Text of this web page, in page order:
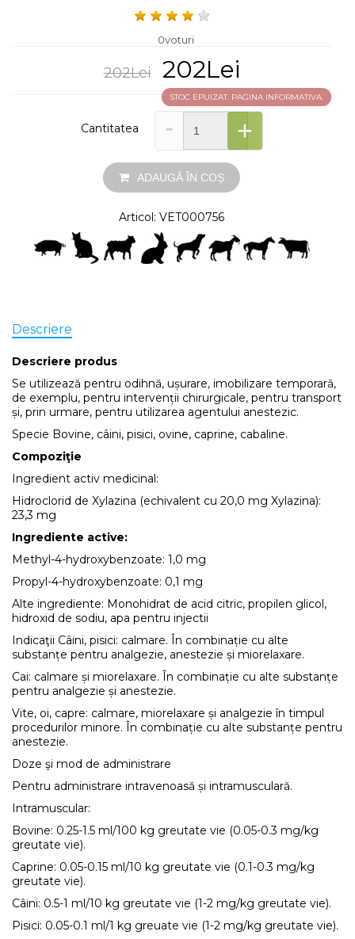
0voturi
202Lei 202Lei
STOC EPUIZAT. PAGINA INFORMATIVA.
Cantitatea - +
ADAUGĂ ÎN COȘ
Articol: VET000756
Descriere
Descriere produs
Se utilizează pentru odihnă, ușurare, imobilizare temporară,
de exemplu, pentru intervenții chirurgicale, pentru transport
și, prin urmare, pentru utilizarea agentului anestezic.
Specie Bovine, câini, pisici, ovine, caprine, cabaline.
Compoziţie
Ingredient activ medicinal:
Hidroclorid de Xylazina (echivalent cu 20,0 mg Xylazina):
23,3 mg
Ingrediente active:
Methyl-4-hydroxybenzoate: 1,0 mg
Propyl-4-hydroxybenzoate: 0,1 mg
Alte ingrediente: Monohidrat de acid citric, propilen glicol,
hidroxid de sodiu, apa pentru injectii
Indicaţii Câini, pisici: calmare. În combinație cu alte
substanțe pentru analgezie, anestezie și miorelaxare.
Cai: calmare și miorelaxare. În combinație cu alte substanțe
pentru analgezie și anestezie.
Vite, oi, capre: calmare, miorelaxare și analgezie în timpul
procedurilor minore. În combinație cu alte substanțe pentru
anestezie.
Doze şi mod de administrare
Pentru administrare intravenoasă și intramusculară.
Intramuscular:
Bovine: 0.25-1.5 ml/100 kg greutate vie (0.05-0.3 mg/kg
greutate vie).
Caprine: 0.05-0.15 ml/10 kg greutate vie (0.1-0.3 mg/kg
greutate vie).
Câini: 0.5-1 ml/10 kg greutate vie (1-2 mg/kg greutate vie).
Pisici: 0.05-0.1 ml/1 kg greuate vie (1-2 mg/kg greutate vie).